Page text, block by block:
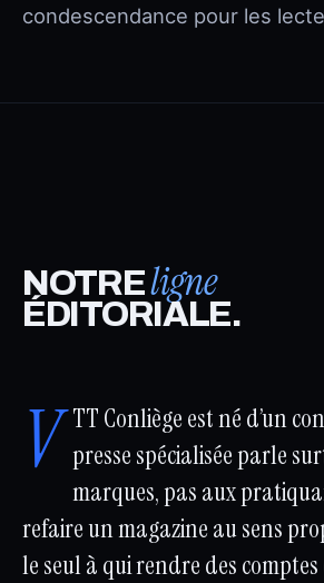
condescendance pour les
NOTREligne
ÉDITORIALE.
V TT Conliège est né d’un
presse spécialisée parle
marques, pas aux
refaire un magazine au sens
le seul à qui rendre des